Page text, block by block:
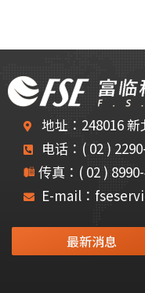
地址：248016
电话：( 02 )
传真：( 02 )
E-mail：
最新消息